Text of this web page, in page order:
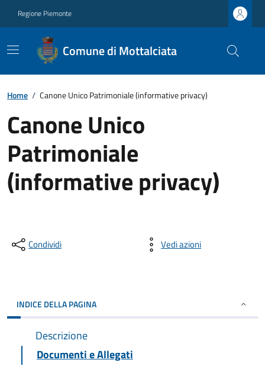
Regione Piemonte
Comune di Mottalciata
Home / Canone Unico Patrimoniale (informative privacy)
Canone Unico
Patrimoniale
(informative privacy)
Condividi Vedi azioni
INDICE DELLA PAGINA
Descrizione
Documenti e Allegati